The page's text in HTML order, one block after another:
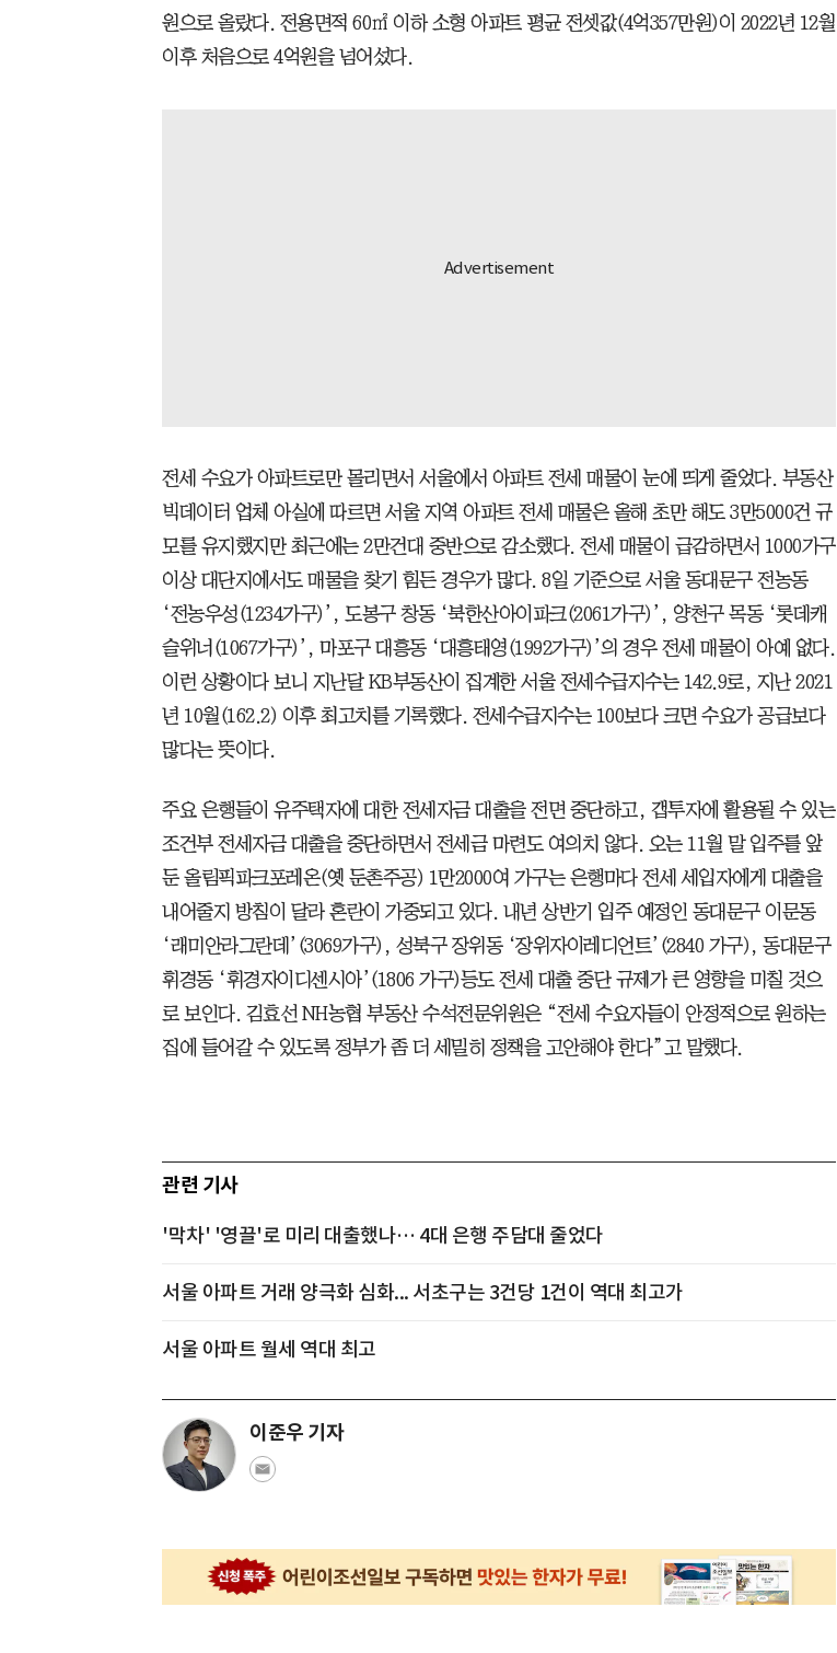
원으로 올랐다. 전용면적 60㎡ 이하 소형 아파트 평균 전셋값(4억357만원)이 2022년 12월
이후 처음으로 4억원을 넘어섰다.
전세 수요가 아파트로만 몰리면서 서울에서 아파트 전세 매물이 눈에 띄게 줄었다. 부동산
빅데이터 업체 아실에 따르면 서울 지역 아파트 전세 매물은 올해 초만 해도 3만5000건 규
모를 유지했지만 최근에는 2만건대 중반으로 감소했다. 전세 매물이 급감하면서 1000가구
이상 대단지에서도 매물을 찾기 힘든 경우가 많다. 8일 기준으로 서울 동대문구 전농동
‘전농우성(1234가구)’, 도봉구 창동 ‘북한산아이파크(2061가구)’, 양천구 목동 ‘롯데캐
슬위너(1067가구)’, 마포구 대흥동 ‘대흥태영(1992가구)’의 경우 전세 매물이 아예 없다.
이런 상황이다 보니 지난달 KB부동산이 집계한 서울 전세수급지수는 142.9로, 지난 2021
년 10월(162.2) 이후 최고치를 기록했다. 전세수급지수는 100보다 크면 수요가 공급보다
많다는 뜻이다.
주요 은행들이 유주택자에 대한 전세자금 대출을 전면 중단하고, 갭투자에 활용될 수 있는
조건부 전세자금 대출을 중단하면서 전세금 마련도 여의치 않다. 오는 11월 말 입주를 앞
둔 올림픽파크포레온(옛 둔촌주공) 1만2000여 가구는 은행마다 전세 세입자에게 대출을
내어줄지 방침이 달라 혼란이 가중되고 있다. 내년 상반기 입주 예정인 동대문구 이문동
‘래미안라그란데’(3069가구), 성북구 장위동 ‘장위자이레디언트’(2840 가구), 동대문구
휘경동 ‘휘경자이디센시아’(1806 가구)등도 전세 대출 중단 규제가 큰 영향을 미칠 것으
로 보인다. 김효선 NH농협 부동산 수석전문위원은 “전세 수요자들이 안정적으로 원하는
집에 들어갈 수 있도록 정부가 좀 더 세밀히 정책을 고안해야 한다”고 말했다.
관련 기사
'막차' '영끌'로 미리 대출했나… 4대 은행 주담대 줄었다
서울 아파트 거래 양극화 심화... 서초구는 3건당 1건이 역대 최고가
서울 아파트 월세 역대 최고
이준우 기자